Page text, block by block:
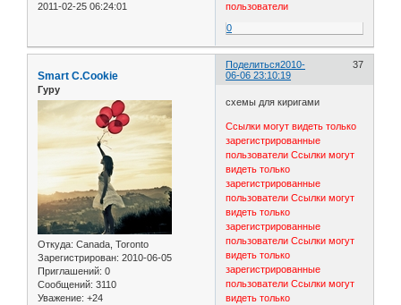
2011-02-25 06:24:01
пользователи
0
Поделиться 37
2010-
06-06 23:10:19
Smart C.Cookie
Гуру
Откуда: Canada, Toronto
Зарегистрирован: 2010-06-05
Приглашений: 0
Сообщений: 3110
Уважение: +24
схемы для киригами
Ссылки могут видеть только
зарегистрированные
пользователи Ссылки могут
видеть только
зарегистрированные
пользователи Ссылки могут
видеть только
зарегистрированные
пользователи Ссылки могут
видеть только
зарегистрированные
пользователи Ссылки могут
видеть только